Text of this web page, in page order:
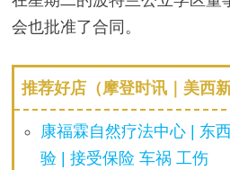
会也批准了合同。
推荐好店（摩登时讯｜美西
康福霖自然疗法中心 | 东
验 | 接受保险 车祸 工伤